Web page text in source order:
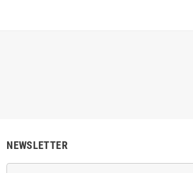
NEWSLETTER